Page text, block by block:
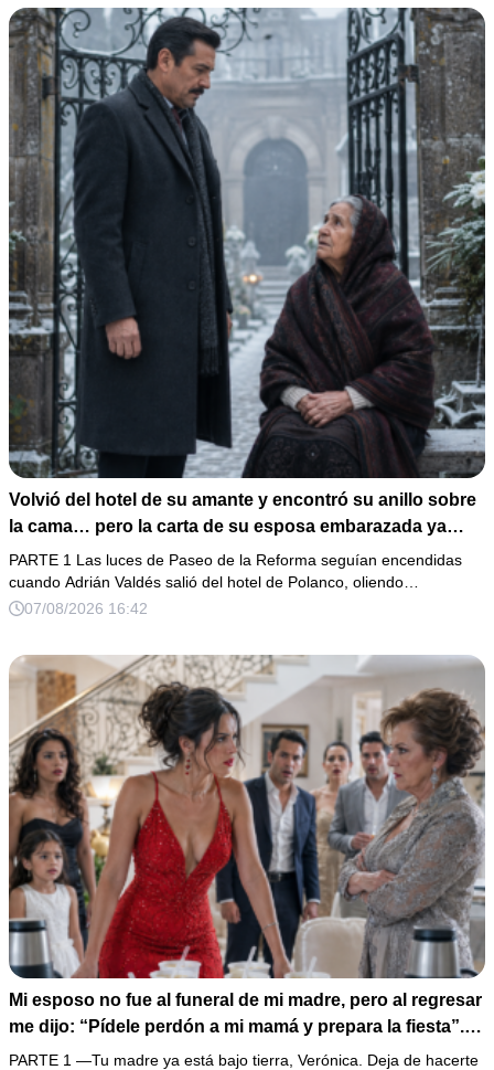
Volvió del hotel de su amante y encontró su anillo sobre
la cama… pero la carta de su esposa embarazada ya
había puesto en marcha su ruina
PARTE 1 Las luces de Paseo de la Reforma seguían encendidas
cuando Adrián Valdés salió del hotel de Polanco, oliendo…
07/08/2026 16:42
Mi esposo no fue al funeral de mi madre, pero al regresar
me dijo: “Pídele perdón a mi mamá y prepara la fiesta”.
No discutí; acomodé 24 sopas instantáneas, hice una
PARTE 1 —Tu madre ya está bajo tierra, Verónica. Deja de hacerte